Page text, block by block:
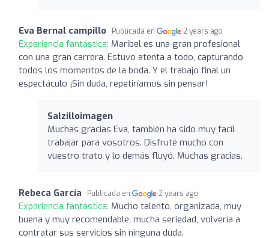
Eva Bernal campillo Publicada en 2 years ago
Experiencia fantástica: Maribel es una gran profesional
con una gran carrera. Estuvo atenta a todo, capturando
todos los momentos de la boda. Y el trabajo final un
espectáculo ¡Sin duda, repetiríamos sin pensar!
Salzilloimagen
Muchas gracias Eva, también ha sido muy facíl
trabajar para vosotros. Disfruté mucho con
vuestro trato y lo demás fluyó. Muchas gracias.
Rebeca García Publicada en 2 years ago
Experiencia fantástica: Mucho talento, organizada, muy
buena y muy recomendable, mucha seriedad, volvería a
contratar sus servicios sin ninguna duda.